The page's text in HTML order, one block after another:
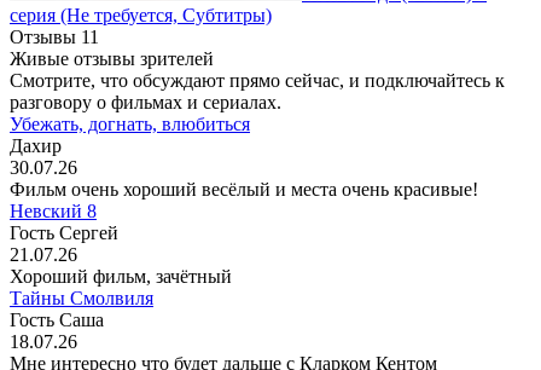
серия (Не требуется, Субтитры)
Отзывы 11
Живые отзывы зрителей
Смотрите, что обсуждают прямо сейчас, и подключайтесь к
разговору о фильмах и сериалах.
Убежать, догнать, влюбиться
Дахир
30.07.26
Фильм очень хороший весёлый и места очень красивые!
Невский 8
Гость Сергей
21.07.26
Хороший фильм, зачётный
Тайны Смолвиля
Гость Саша
18.07.26
Мне интересно что будет дальше с Кларком Кентом